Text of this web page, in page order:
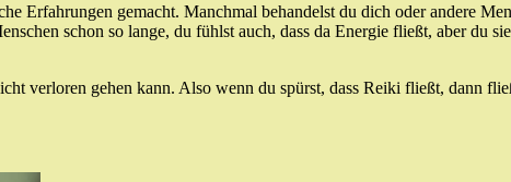
Erfahrungen gemacht. Manchmal behandelst du dich oder andere
schon so lange, du fühlst auch, dass da Energie fließt, aber du
verloren gehen kann. Also wenn du spürst, dass Reiki fließt, dann